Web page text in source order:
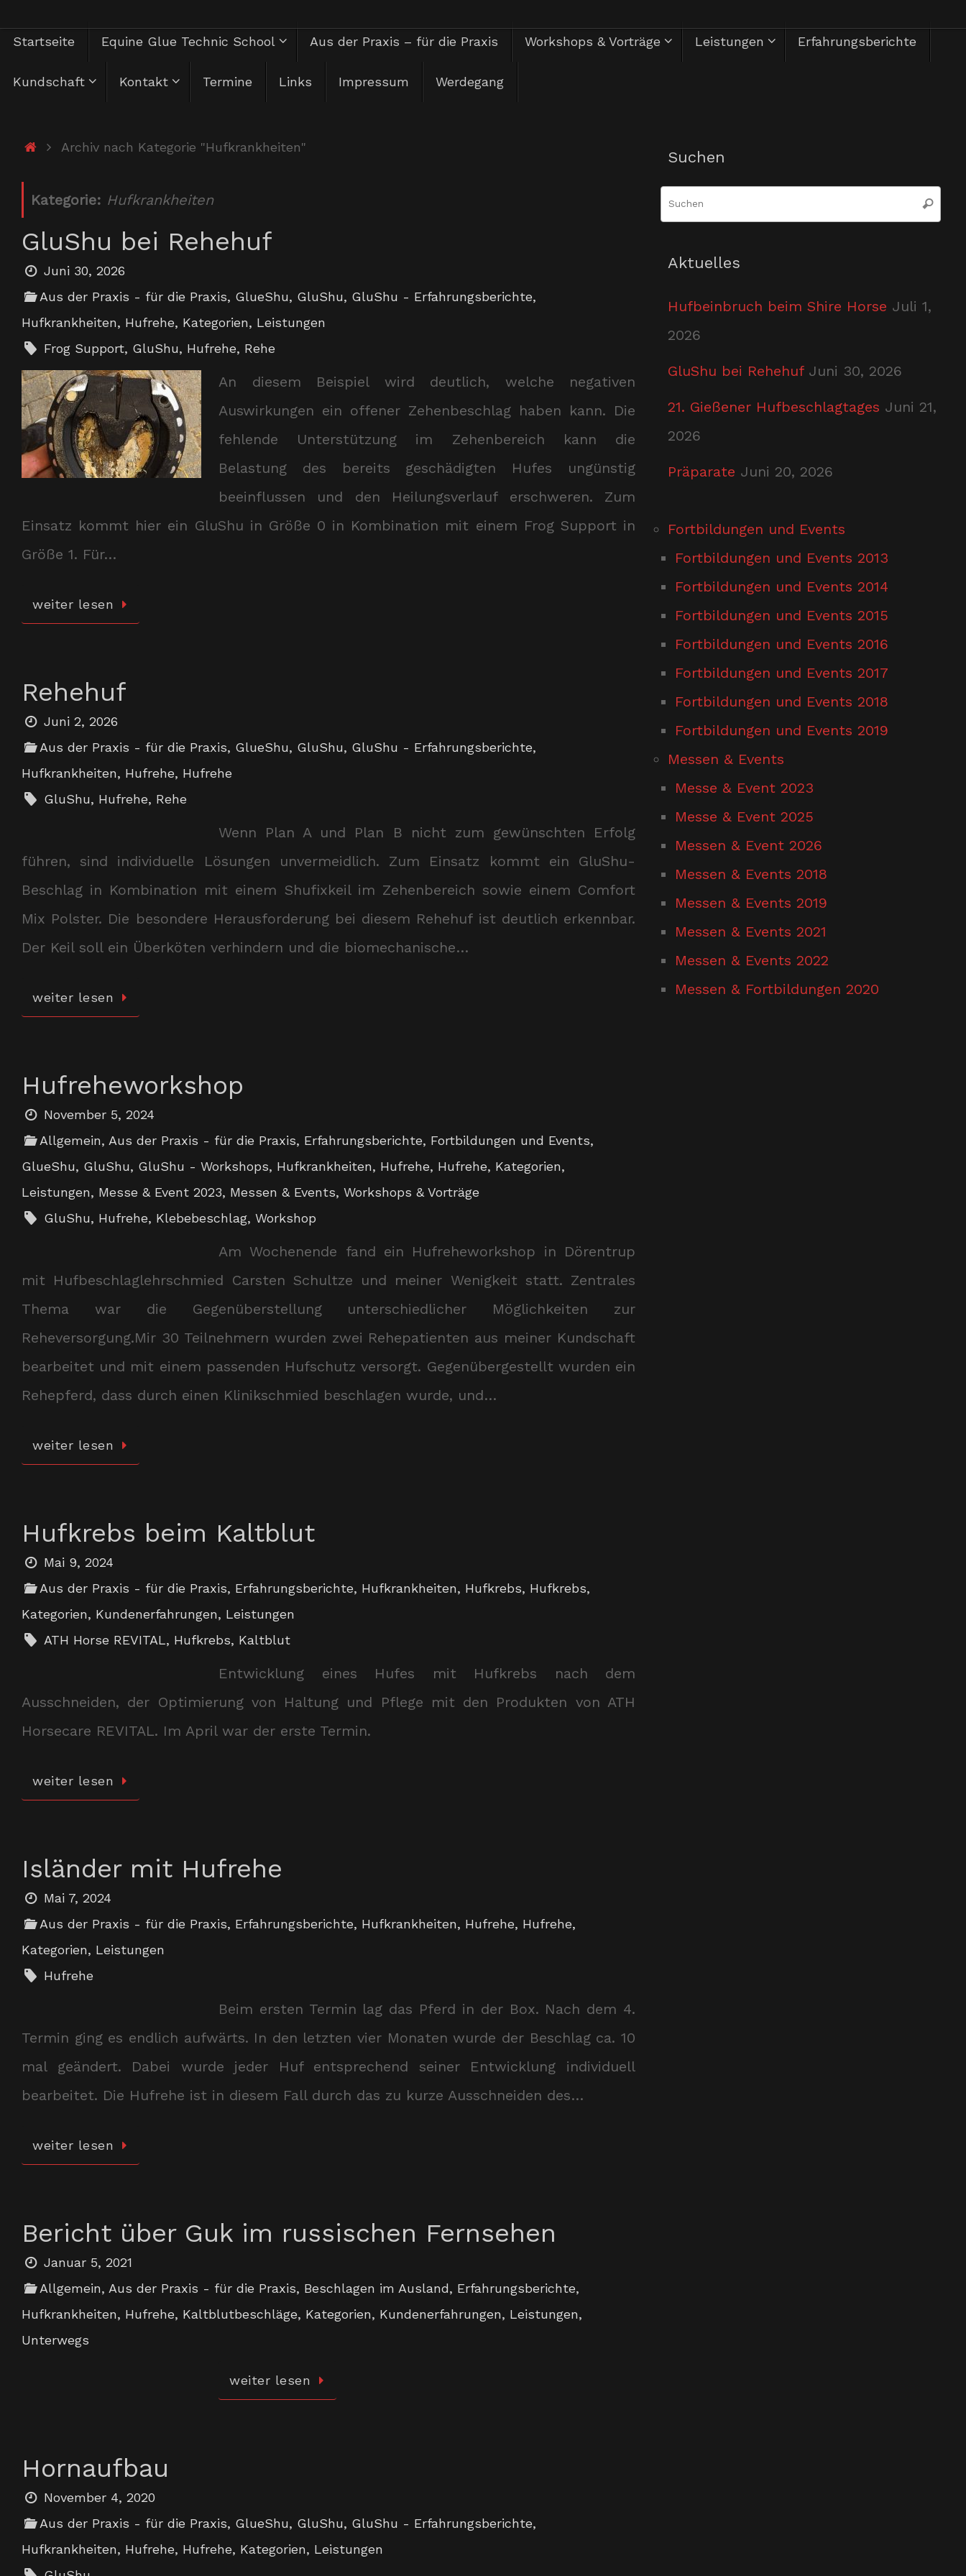
Zum
Herzlich Willkommen
Zum
InhaltStartseite Equine Glue Technic School Aus der Praxis – für die Praxis Workshops & Vorträge Leistungen Erfahrungsberichte
Kundschaft Kontakt Termine Links Impressum Werdegang
StartArchiv nach Kategorie "Hufkrankheiten"
Kategorie: Hufkrankheiten
GluShu bei Rehehuf
Juni 30, 2026
Aus der Praxis - für die Praxis, GlueShu, GluShu, GluShu - Erfahrungsberichte,
Hufkrankheiten, Hufrehe, Kategorien, Leistungen
Frog Support, GluShu, Hufrehe, Rehe
An diesem Beispiel wird deutlich, welche negativen
Auswirkungen ein offener Zehenbeschlag haben kann. Die
fehlende Unterstützung im Zehenbereich kann die
Belastung des bereits geschädigten Hufes ungünstig
beeinflussen und den Heilungsverlauf erschweren. Zum
Einsatz kommt hier ein GluShu in Größe 0 in Kombination mit einem Frog Support in
Größe 1. Für…
weiter lesen
Rehehuf
Juni 2, 2026
Aus der Praxis - für die Praxis, GlueShu, GluShu, GluShu - Erfahrungsberichte,
Hufkrankheiten, Hufrehe, Hufrehe
GluShu, Hufrehe, Rehe
Wenn Plan A und Plan B nicht zum gewünschten Erfolg
führen, sind individuelle Lösungen unvermeidlich. Zum Einsatz kommt ein GluShu-
Beschlag in Kombination mit einem Shufixkeil im Zehenbereich sowie einem Comfort
Mix Polster. Die besondere Herausforderung bei diesem Rehehuf ist deutlich erkennbar.
Der Keil soll ein Überköten verhindern und die biomechanische…
weiter lesen
Hufreheworkshop
November 5, 2024
Allgemein, Aus der Praxis - für die Praxis, Erfahrungsberichte, Fortbildungen und Events,
GlueShu, GluShu, GluShu - Workshops, Hufkrankheiten, Hufrehe, Hufrehe, Kategorien,
Leistungen, Messe & Event 2023, Messen & Events, Workshops & Vorträge
GluShu, Hufrehe, Klebebeschlag, Workshop
Am Wochenende fand ein Hufreheworkshop in Dörentrup
mit Hufbeschlaglehrschmied Carsten Schultze und meiner Wenigkeit statt. Zentrales
Thema war die Gegenüberstellung unterschiedlicher Möglichkeiten zur
Reheversorgung.Mir 30 Teilnehmern wurden zwei Rehepatienten aus meiner Kundschaft
bearbeitet und mit einem passenden Hufschutz versorgt. Gegenübergestellt wurden ein
Rehepferd, dass durch einen Klinikschmied beschlagen wurde, und…
weiter lesen
Hufkrebs beim Kaltblut
Mai 9, 2024
Aus der Praxis - für die Praxis, Erfahrungsberichte, Hufkrankheiten, Hufkrebs, Hufkrebs,
Kategorien, Kundenerfahrungen, Leistungen
ATH Horse REVITAL, Hufkrebs, Kaltblut
Entwicklung eines Hufes mit Hufkrebs nach dem
Ausschneiden, der Optimierung von Haltung und Pflege mit den Produkten von ATH
Horsecare REVITAL. Im April war der erste Termin.
weiter lesen
Isländer mit Hufrehe
Mai 7, 2024
Aus der Praxis - für die Praxis, Erfahrungsberichte, Hufkrankheiten, Hufrehe, Hufrehe,
Kategorien, Leistungen
Hufrehe
Beim ersten Termin lag das Pferd in der Box. Nach dem 4.
Termin ging es endlich aufwärts. In den letzten vier Monaten wurde der Beschlag ca. 10
mal geändert. Dabei wurde jeder Huf entsprechend seiner Entwicklung individuell
bearbeitet. Die Hufrehe ist in diesem Fall durch das zu kurze Ausschneiden des…
weiter lesen
Bericht über Guk im russischen Fernsehen
Januar 5, 2021
Allgemein, Aus der Praxis - für die Praxis, Beschlagen im Ausland, Erfahrungsberichte,
Hufkrankheiten, Hufrehe, Kaltblutbeschläge, Kategorien, Kundenerfahrungen, Leistungen,
Unterwegs
weiter lesen
Hornaufbau
November 4, 2020
Aus der Praxis - für die Praxis, GlueShu, GluShu, GluShu - Erfahrungsberichte,
Hufkrankheiten, Hufrehe, Hufrehe, Kategorien, Leistungen
Suchen
Suchen
Aktuelles
Hufbeinbruch beim Shire Horse Juli 1,
2026
GluShu bei Rehehuf Juni 30, 2026
21. Gießener Hufbeschlagtages Juni 21,
2026
Präparate Juni 20, 2026
Fortbildungen und Events
Fortbildungen und Events 2013
Fortbildungen und Events 2014
Fortbildungen und Events 2015
Fortbildungen und Events 2016
Fortbildungen und Events 2017
Fortbildungen und Events 2018
Fortbildungen und Events 2019
Messen & Events
Messe & Event 2023
Messe & Event 2025
Messen & Event 2026
Messen & Events 2018
Messen & Events 2019
Messen & Events 2021
Messen & Events 2022
Messen & Fortbildungen 2020